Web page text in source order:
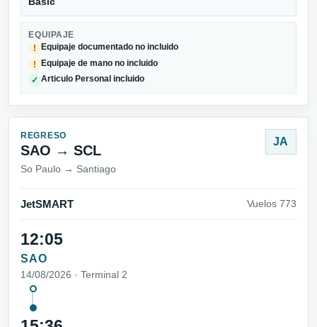
EQUIPAJE
!
Equipaje documentado no incluido
! Equipaje de mano no incluido
✓ Articulo Personal incluido
REGRESO
SAO → SCL
So Paulo → Santiago
JA
JetSMART Vuelos 773
12:05
SAO
14/08/2026 · Terminal 2